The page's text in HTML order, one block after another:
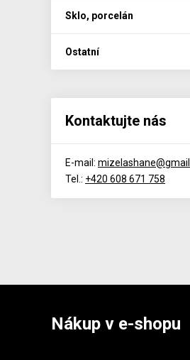
Sklo, porcelán
Ostatní
Kontaktujte nás
E-mail:
Tel.: +420 608 671 758
Nákup v e-shopu